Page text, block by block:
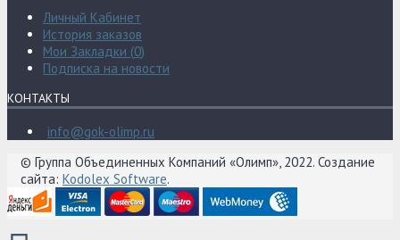
Личный Кабинет
История заказов
Мои Закладки (0)
Подписка на новости
КОНТАКТЫ
info@gok-olimp.ru
© Группа Объединенных Компаний «Олимп», 2022. Создание
сайта: Kodolex Software.